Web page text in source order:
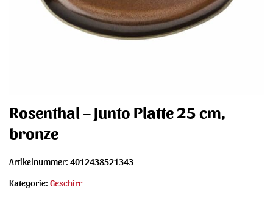
Rosenthal – Junto Platte 25 cm,
bronze
Artikelnummer: 4012438521343
Kategorie: Geschirr